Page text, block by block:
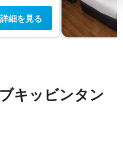
詳細を見る
キッビンタン​